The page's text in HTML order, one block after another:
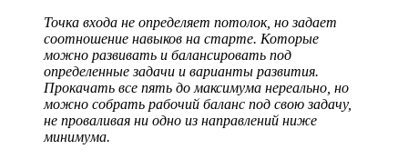
Точка входа не определяет потолок, но задает
соотношение навыков на старте. Которые
можно развивать и балансировать под
определенные задачи и варианты развития.
Прокачать все пять до максимума нереально, но
можно собрать рабочий баланс под свою задачу,
не проваливая ни одно из направлений ниже
минимума.